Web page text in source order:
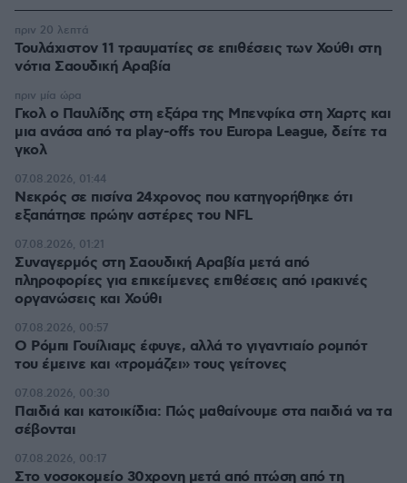
Τουλάχιστον 11 τραυματίες σε επιθέσεις των Χούθι στη
νότια Σαουδική Αραβία
πριν 20 λεπτά
Γκολ ο Παυλίδης στη εξάρα της Μπενφίκα στη Χαρτς και
μια ανάσα από τα play-offs του Europa League, δείτε τα
γκολ
πριν μία ώρα
Νεκρός σε πισίνα 24χρονος που κατηγορήθηκε ότι
εξαπάτησε πρώην αστέρες του NFL
07.08.2026, 01:44
Συναγερμός στη Σαουδική Αραβία μετά από
πληροφορίες για επικείμενες επιθέσεις από ιρακινές
οργανώσεις και Χούθι
07.08.2026, 01:21
Ο Ρόμπι Γουίλιαμς έφυγε, αλλά το γιγαντιαίο ρομπότ
του έμεινε και «τρομάζει» τους γείτονες
07.08.2026, 00:57
Παιδιά και κατοικίδια: Πώς μαθαίνουμε στα παιδιά να τα
σέβονται
07.08.2026, 00:30
Στο νοσοκομείο 30χρονη μετά από πτώση από τη
07.08.2026, 00:17